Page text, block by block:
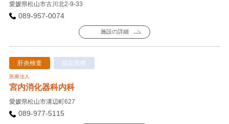
愛媛県松山市古川北2-9-33
089-957-0074
施設の詳細
肝炎検査 指定医療
医療法人
宮内消化器科内科
愛媛県松山市溝辺町627
089-977-5115